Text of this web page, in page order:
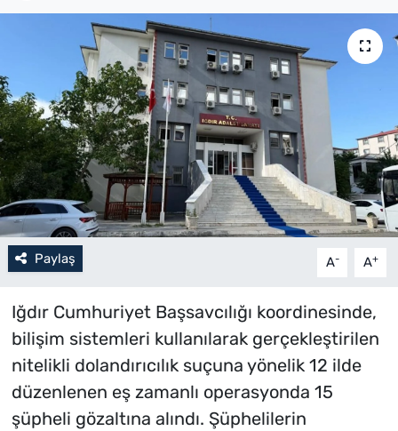
Paylaş A- A+
Iğdır Cumhuriyet Başsavcılığı koordinesinde,
bilişim sistemleri kullanılarak gerçekleştirilen
nitelikli dolandırıcılık suçuna yönelik 12 ilde
düzenlenen eş zamanlı operasyonda 15
şüpheli gözaltına alındı. Şüphelilerin